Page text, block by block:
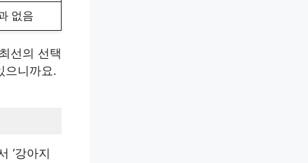
없음
선의 선택
으니까요.
‘강아지